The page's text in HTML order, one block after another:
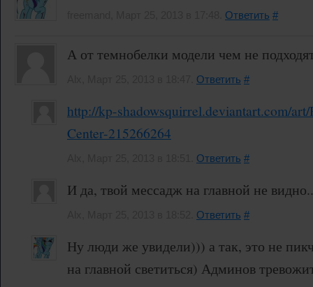
Ответить #
А от темнобелки модели чем не
Ответить #
http://kp-shadowsquirrel.deviantart.com/
Center-215266264
Ответить #
И да, твой мессадж на главной не видно..
Ответить #
Ну люди же увидели))) а так, это не
на главной светиться) Админов